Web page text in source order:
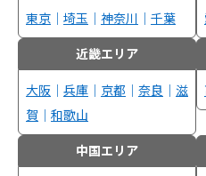
東京 ｜ 埼玉 ｜ 神奈川 ｜ 千葉
近畿エリア
大阪 ｜ 兵庫 ｜ 京都 ｜ 奈良 ｜ 滋
賀 ｜ 和歌山
中国エリア